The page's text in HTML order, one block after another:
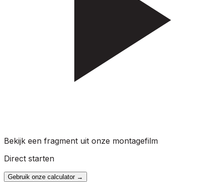
Bekijk een fragment uit onze montagefilm
Direct starten
Gebruik onze calculator→